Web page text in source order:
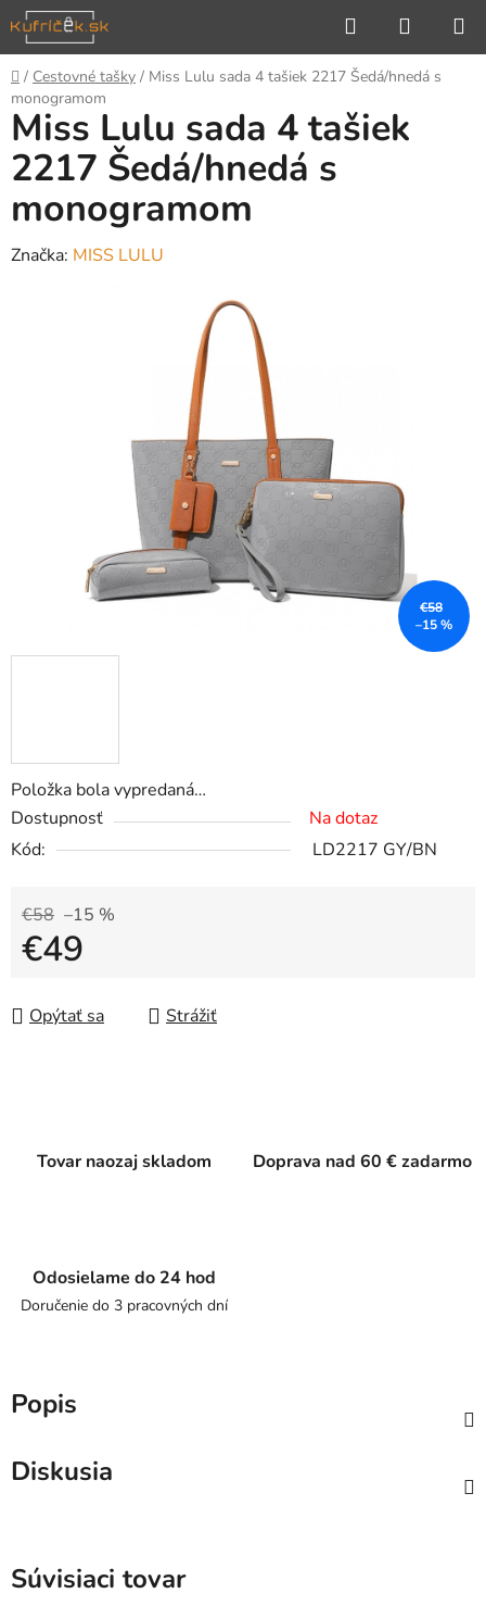
Prejsť
na
obsah
Hľadať
KOŠÍK
Domov
/ Cestovné tašky / Miss Lulu sada 4 tašiek 2217 Šedá/hnedá s
monogramom
Položka bola vypredaná…
Dostupnosť
Na dotaz
Kód:
LD2217 GY/BN
€58 –15 %
€49
Opýtať sa
Strážiť
Miss Lulu sada 4 tašiek
2217 Šedá/hnedá s
monogramom
Značka: MISS LULU
€58
–15 %
Tovar naozaj skladom Doprava nad 60 € zadarmo
Odosielame do 24 hod
Doručenie do 3 pracovných dní
Popis
Diskusia
Súvisiaci tovar